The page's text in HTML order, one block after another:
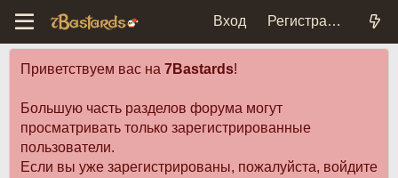
Вход Регистрация
Приветствуем вас на 7Bastards!
Большую часть разделов форума могут
просматривать только зарегистрированные
пользователи.
Если вы уже зарегистрированы, пожалуйста, войдите